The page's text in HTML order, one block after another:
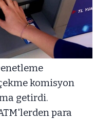
komisyon
getirdi.
para